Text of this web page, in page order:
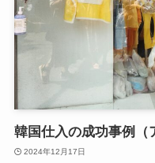
韓国仕入の成功事例（
2024年12月17日